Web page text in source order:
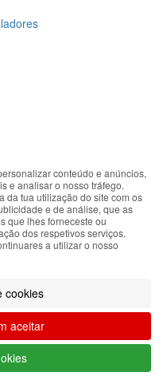
conteúdo e anúncios,
e analisar o nosso tráfego.
da tua utilização do site com os
e de análise, que as
que lhes forneceste ou
dos respetivos serviços.
a utilizar o nosso
cookies
aceitar